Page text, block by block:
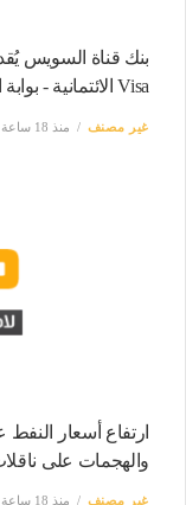
بنك قناة السويس
Visa الائتمانية - بوابة المدينة
غير مصنف منذ 18 ساعة
ارتفاع أسعار
والهجمات على
غير مصنف منذ 18 ساعة